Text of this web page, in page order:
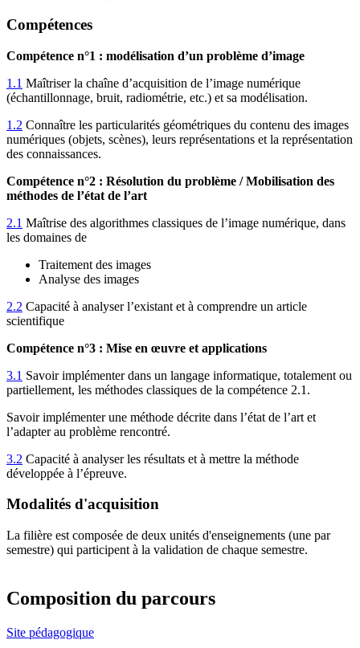
Compétences
Compétence n°1 : modélisation d’un problème d’image
1.1 Maîtriser la chaîne d’acquisition de l’image numérique
(échantillonnage, bruit, radiométrie, etc.) et sa modélisation.
1.2 Connaître les particularités géométriques du contenu des images
numériques (objets, scènes), leurs représentations et la représentation
des connaissances.
Compétence n°2 : Résolution du problème / Mobilisation des
méthodes de l’état de l’art
2.1 Maîtrise des algorithmes classiques de l’image numérique, dans
les domaines de
Traitement des images
Analyse des images
2.2 Capacité à analyser l’existant et à comprendre un article
scientifique
Compétence n°3 : Mise en œuvre et applications
3.1 Savoir implémenter dans un langage informatique, totalement ou
partiellement, les méthodes classiques de la compétence 2.1.
Savoir implémenter une méthode décrite dans l’état de l’art et
l’adapter au problème rencontré.
3.2 Capacité à analyser les résultats et à mettre la méthode
développée à l’épreuve.
Modalités d'acquisition
La filière est composée de deux unités d'enseignements (une par
semestre) qui participent à la validation de chaque semestre.
Composition du parcours
Site pédagogique